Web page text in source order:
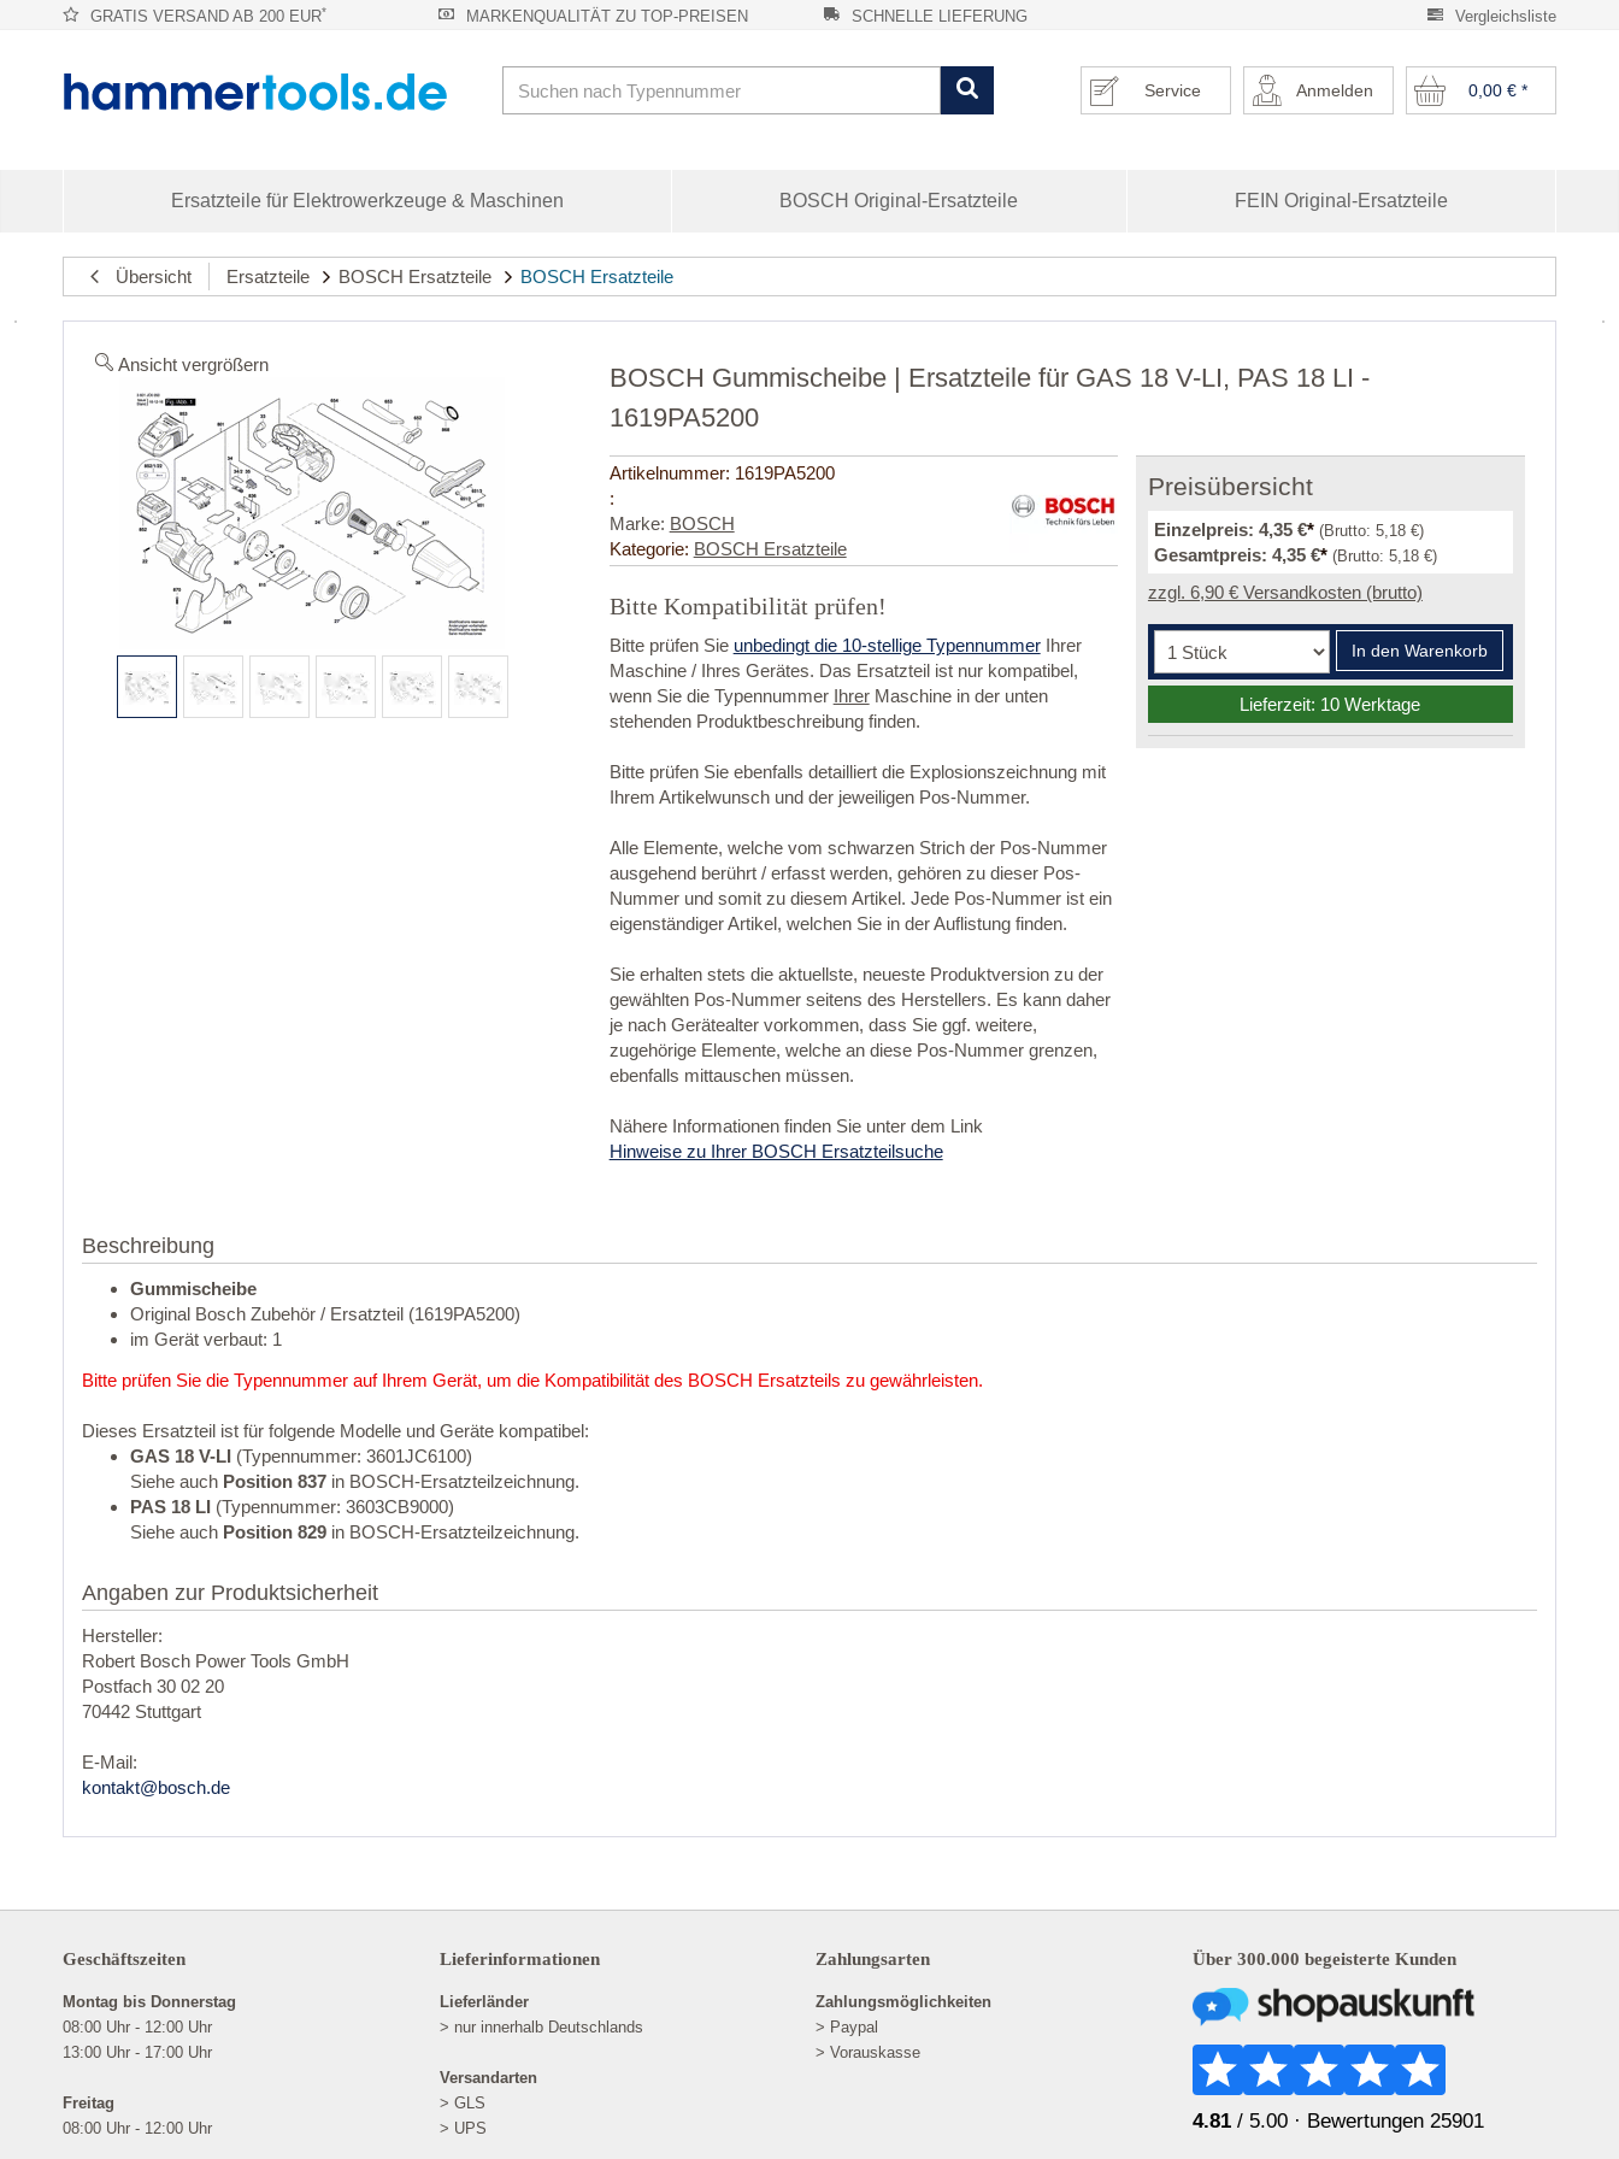
Vergleichsliste
GRATIS VERSAND AB 200 EUR* MARKENQUALITÄT ZU TOP-PREISEN SCHNELLE LIEFERUNG
0,00 €*
Anmelden
Service
Ersatzteile für Elektrowerkzeuge & Maschinen BOSCH Original-Ersatzteile FEIN Original-Ersatzteile
Übersicht Ersatzteile BOSCH Ersatzteile BOSCH Ersatzteile
Ansicht vergrößern
BOSCH Gummischeibe | Ersatzteile für GAS 18 V-LI, PAS 18 LI -
1619PA5200
Artikelnummer: 1619PA5200
:
Marke: BOSCH
Kategorie: BOSCH Ersatzteile
Bitte Kompatibilität prüfen!
Bitte prüfen Sie unbedingt die 10-stellige TypennummerIhrer
Maschine / Ihres Gerätes. Das Ersatzteil ist nur kompatibel,
wenn Sie die Typennummer IhrerMaschine in der unten
stehenden Produktbeschreibung finden.
Bitte prüfen Sie ebenfalls detailliert die Explosionszeichnung mit
Ihrem Artikelwunsch und der jeweiligen Pos-Nummer.
Alle Elemente, welche vom schwarzen Strich der Pos-Nummer
ausgehend berührt / erfasst werden, gehören zu dieser Pos-
Nummer und somit zu diesem Artikel. Jede Pos-Nummer ist ein
eigenständiger Artikel, welchen Sie in der Auflistung finden.
Sie erhalten stets die aktuellste, neueste Produktversion zu der
gewählten Pos-Nummer seitens des Herstellers. Es kann daher
je nach Gerätealter vorkommen, dass Sie ggf. weitere,
zugehörige Elemente, welche an diese Pos-Nummer grenzen,
ebenfalls mittauschen müssen.
Nähere Informationen finden Sie unter dem Link
Hinweise zu Ihrer BOSCH Ersatzteilsuche
Preisübersicht
Einzelpreis: 4,35 €* (Brutto: 5,18 €)
Gesamtpreis: 4,35 €* (Brutto: 5,18 €)
zzgl. 6,90 € Versandkosten (brutto)
In den Warenkorb
Lieferzeit: 10 Werktage
Beschreibung
Gummischeibe
Original Bosch Zubehör / Ersatzteil (1619PA5200)
im Gerät verbaut: 1
Bitte prüfen Sie die Typennummer auf Ihrem Gerät, um die Kompatibilität des BOSCH Ersatzteils zu gewährleisten.
Dieses Ersatzteil ist für folgende Modelle und Geräte kompatibel:
GAS 18 V-LI (Typennummer: 3601JC6100)
Siehe auch Position 837 in BOSCH-Ersatzteilzeichnung.
PAS 18 LI (Typennummer: 3603CB9000)
Siehe auch Position 829 in BOSCH-Ersatzteilzeichnung.
Angaben zur Produktsicherheit
Hersteller:
Robert Bosch Power Tools GmbH
Postfach 30 02 20
70442 Stuttgart
E-Mail:
kontakt@bosch.de
Geschäftszeiten
Montag bis Donnerstag
08:00 Uhr - 12:00 Uhr
13:00 Uhr - 17:00 Uhr
Freitag
08:00 Uhr - 12:00 Uhr
Lieferinformationen
Lieferländer
> nur innerhalb Deutschlands
Versandarten
> GLS
> UPS
Zahlungsarten
Zahlungsmöglichkeiten
> Paypal
> Vorauskasse
Über 300.000 begeisterte Kunden
4.81 / 5.00 · Bewertungen 25901